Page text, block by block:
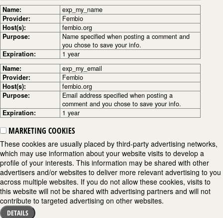
Name:
exp_my_name
Provider:
Fembio
Host(s):
fembio.org
Purpose:
Name specified when posting a comment and
you chose to save your info.
Expiration:
1 year
Name:
exp_my_email
Provider:
Fembio
Host(s):
fembio.org
Purpose:
Email address specified when posting a
comment and you chose to save your info.
Expiration:
1 year
MARKETING COOKIES
These cookies are usually placed by third-party advertising networks,
which may use information about your website visits to develop a
profile of your interests. This information may be shared with other
advertisers and/or websites to deliver more relevant advertising to you
across multiple websites. If you do not allow these cookies, visits to
this website will not be shared with advertising partners and will not
contribute to targeted advertising on other websites.
DETAILS